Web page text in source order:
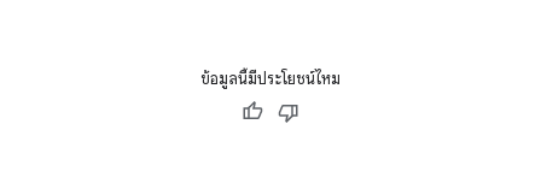
ข้อมูลนี้มีประโยชน์ไหม